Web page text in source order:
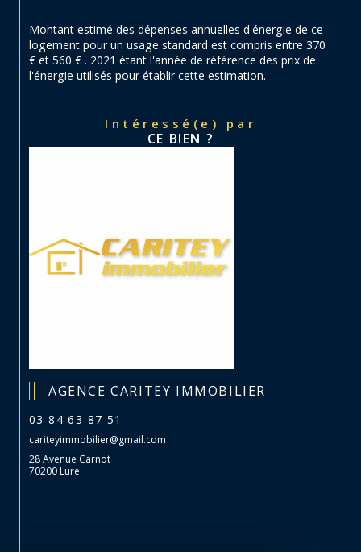
Montant estimé des dépenses annuelles d'énergie de ce
logement pour un usage standard est compris entre 370
€ et 560 € . 2021 étant l'année de référence des prix de
l'énergie utilisés pour établir cette estimation.
Intéressé(e) par
CE BIEN ?
AGENCE CARITEY IMMOBILIER
03 84 63 87 51
cariteyimmobilier@gmail.com
28 Avenue Carnot
70200 Lure